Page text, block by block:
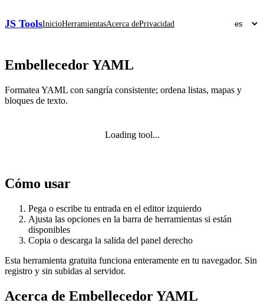
JS ToolsInicioHerramientasAcerca dePrivacidad
Embellecedor YAML
Formatea YAML con sangría consistente; ordena listas, mapas y
bloques de texto.
Loading tool...
Cómo usar
Pega o escribe tu entrada en el editor izquierdo
Ajusta las opciones en la barra de herramientas si están
disponibles
Copia o descarga la salida del panel derecho
Esta herramienta gratuita funciona enteramente en tu navegador. Sin
registro y sin subidas al servidor.
Acerca de Embellecedor YAML